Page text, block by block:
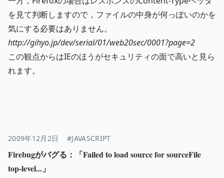
を見て判断しますので，ファイルの中身が何っぽいのかを
気にする必要はありません。
http://gihyo.jp/dev/serial/01/web20sec/0001?page=2
この観点からはIEのほうがセキュリティの面で高いと見ら
れます。
2009年12月2日 #JAVASCRIPT
Firebugがバグる：「Failed to load source for sourceFile
top-level...」